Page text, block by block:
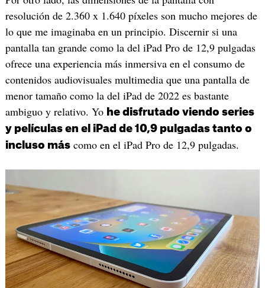
resolución de 2.360 x 1.640 píxeles son mucho mejores de
lo que me imaginaba en un principio. Discernir si una
pantalla tan grande como la del iPad Pro de 12,9 pulgadas
ofrece una experiencia más inmersiva en el consumo de
contenidos audiovisuales multimedia que una pantalla de
menor tamaño como la del iPad de 2022 es bastante
ambiguo y relativo. Yo he disfrutado viendo series
y películas en el iPad de 10,9 pulgadas tanto o
incluso máscomo en el iPad Pro de 12,9 pulgadas.